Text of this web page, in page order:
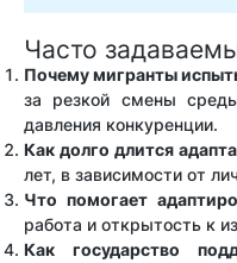
Часто
Почему мигранты
за резкой смены
давления конкуренции.
Как долго длится
лет, в зависимости от
Что помогает
работа и открытость к
Как государство